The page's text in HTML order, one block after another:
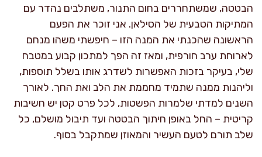
הבטטה, שמשתחררים בחום התנור, משתלבים נהדר עם
המתיקות הטבעית של הסילאן. אני זוכר את הפעם
הראשונה שהכנתי את המנה הזו – חיפשתי משהו מנחם
לארוחת ערב חורפית, ומאז זה הפך למתכון קבוע במטבח
שלי, בעיקר בזכות האפשרות לשדרג אותו בשלל תוספות,
וליהנות ממנה שתמיד מחממת את הלב ואת החך. לאורך
השנים למדתי שלמרות הפשטות, לכל פרט קטן יש חשיבות
קריטית – החל באופן חיתוך הבטטה ועד תיבול מושלם, כל
שלב תורם לטעם העשיר והמאוזן שמתקבל בסוף.